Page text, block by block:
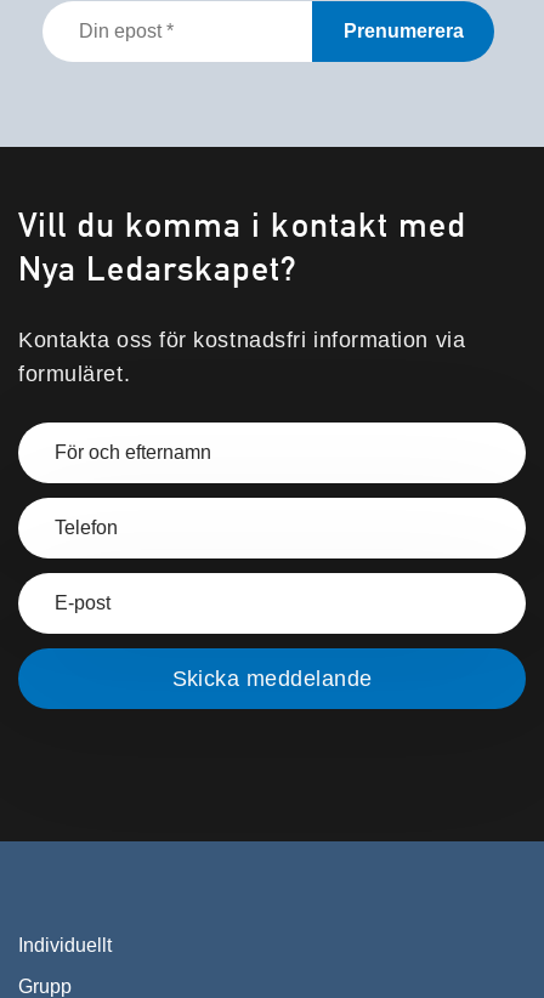
Din
epost
Vill du komma i kontakt med
Nya Ledarskapet?
Kontakta oss för kostnadsfri information via
formuläret.
Individuellt
Grupp